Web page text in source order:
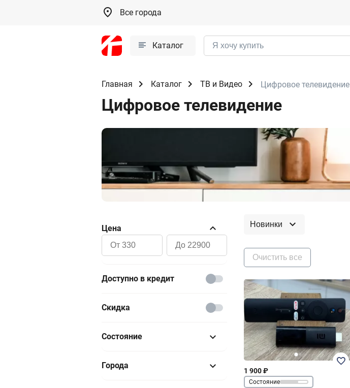
Все города
Каталог
Главная Каталог ТВ и Видео Цифровое телевидение
Цифровое телевидение
Цена
Доступно в кредит
Скидка
Состояние
Новый
Города
Новинки
Очистить все
1 900 ₽
Состояние